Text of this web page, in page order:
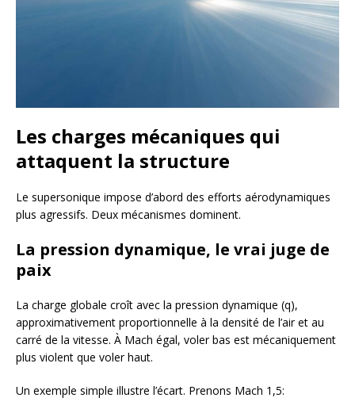
Les charges mécaniques qui
attaquent la structure
Le supersonique impose d’abord des efforts aérodynamiques
plus agressifs. Deux mécanismes dominent.
La pression dynamique, le vrai juge de
paix
La charge globale croît avec la pression dynamique (q),
approximativement proportionnelle à la densité de l’air et au
carré de la vitesse. À Mach égal, voler bas est mécaniquement
plus violent que voler haut.
Un exemple simple illustre l’écart. Prenons Mach 1,5: